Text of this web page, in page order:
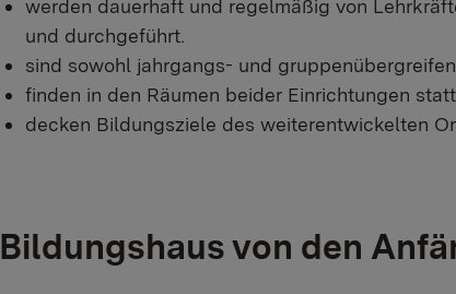
werden dauerhaft und regelmäßig von
und durchgeführt.
sind sowohl jahrgangs- und
finden in den Räumen beider Einrichtungen
decken Bildungsziele des weiterentwickelten
Bildungshaus von den